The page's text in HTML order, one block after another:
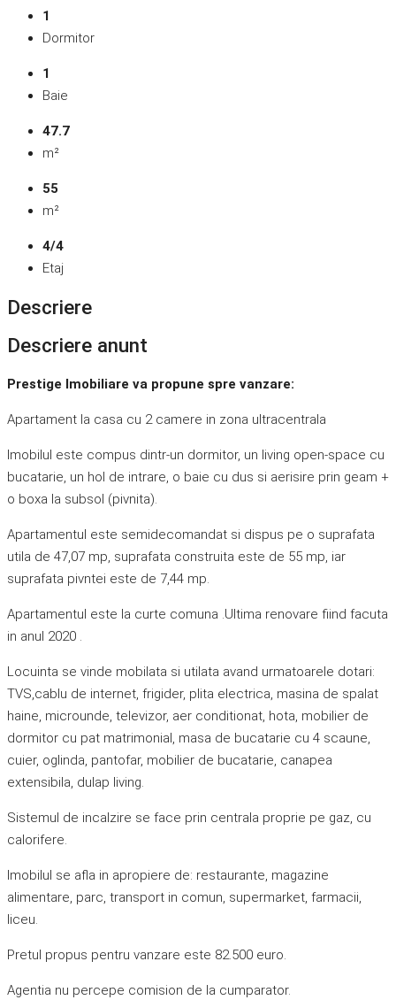
1
Dormitor
1
Baie
47.7
m²
55
m²
4/4
Etaj
Descriere
Descriere anunt
Prestige Imobiliare va propune spre vanzare:
Apartament la casa cu 2 camere in zona ultracentrala
Imobilul este compus dintr-un dormitor, un living open-space cu
bucatarie, un hol de intrare, o baie cu dus si aerisire prin geam +
o boxa la subsol (pivnita).
Apartamentul este semidecomandat si dispus pe o suprafata
utila de 47,07 mp, suprafata construita este de 55 mp, iar
suprafata pivntei este de 7,44 mp.
Apartamentul este la curte comuna .Ultima renovare fiind facuta
in anul 2020 .
Locuinta se vinde mobilata si utilata avand urmatoarele dotari:
TVS,cablu de internet, frigider, plita electrica, masina de spalat
haine, microunde, televizor, aer conditionat, hota, mobilier de
dormitor cu pat matrimonial, masa de bucatarie cu 4 scaune,
cuier, oglinda, pantofar, mobilier de bucatarie, canapea
extensibila, dulap living.
Sistemul de incalzire se face prin centrala proprie pe gaz, cu
calorifere.
Imobilul se afla in apropiere de: restaurante, magazine
alimentare, parc, transport in comun, supermarket, farmacii,
liceu.
Pretul propus pentru vanzare este 82.500 euro.
Agentia nu percepe comision de la cumparator.